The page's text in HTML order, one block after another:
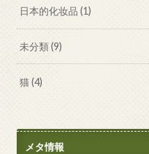
日本的化妆品(1)
未分類(9)
猫(4)
メタ情報